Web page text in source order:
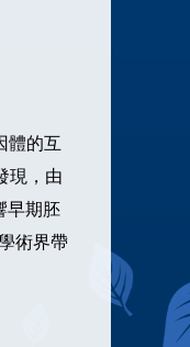
體的互
現，由
早期胚
術界帶